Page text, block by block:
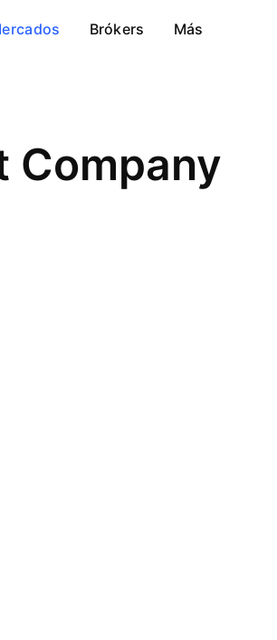
Brókers Más
Company